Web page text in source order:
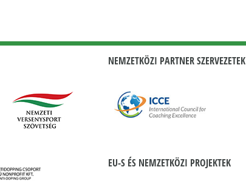
NEMZETKÖZI PARTNER SZERVEZETEK
EU-S ÉS NEMZETKÖZI PROJEKTEK